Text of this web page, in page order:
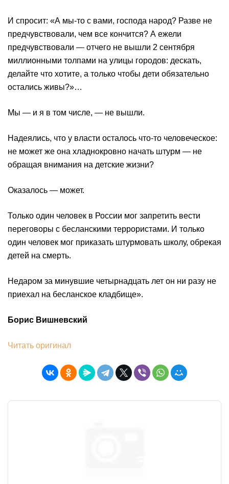
И спросит: «А мы-то с вами, господа народ? Разве не
предчувствовали, чем все кончится? А ежели
предчувствовали — отчего не вышли 2 сентября
миллионными толпами на улицы городов: дескать,
делайте что хотите, а только чтобы дети обязательно
остались живы?»…
Мы — и я в том числе, — не вышли.
Надеялись, что у власти осталось что-то человеческое:
не может же она хладнокровно начать штурм — не
обращая внимания на детские жизни?
Оказалось — может.
Только один человек в России мог запретить вести
переговоры с бесланскими террористами. И только
один человек мог приказать штурмовать школу, обрекая
детей на смерть.
Недаром за минувшие четырнадцать лет он ни разу не
приехал на бесланское кладбище».
Борис Вишневский
Читать оригинал